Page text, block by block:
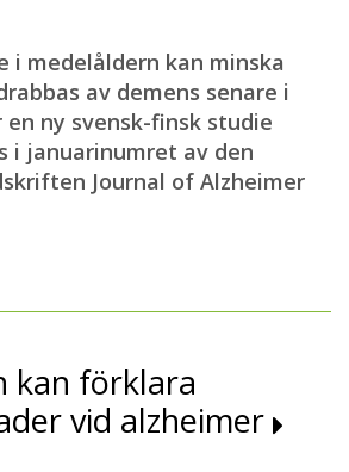
i medelåldern kan minska
av demens senare i
ny svensk-finsk studie
i januarinumret av den
Journal of Alzheimer
kan förklara
vid alzheimer